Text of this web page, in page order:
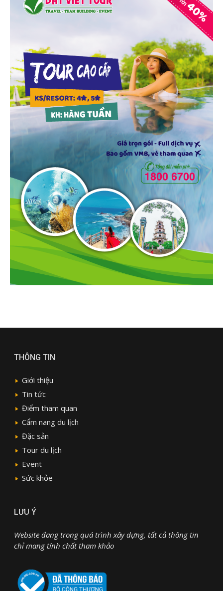
THÔNG TIN
Giới thiệu
Tin tức
Điểm tham quan
Cẩm nang du lịch
Đặc sản
Tour du lịch
Event
Sức khỏe
LƯU Ý
Website đang trong quá trình xây dựng, tất cả thông tin
chỉ mang tính chất tham khảo